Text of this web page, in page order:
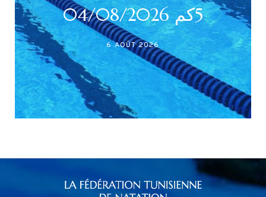
5كم 04/08/2026
6 AOÛT 2026